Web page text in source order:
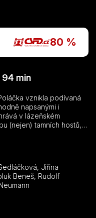
80 %
min
vznikla podívaná
napsanými i
v lázeňském
(nejen) tamních hostů,
Upoutala třeba
ať již muž trpí
naopak je peskován
Stanislav Neumann